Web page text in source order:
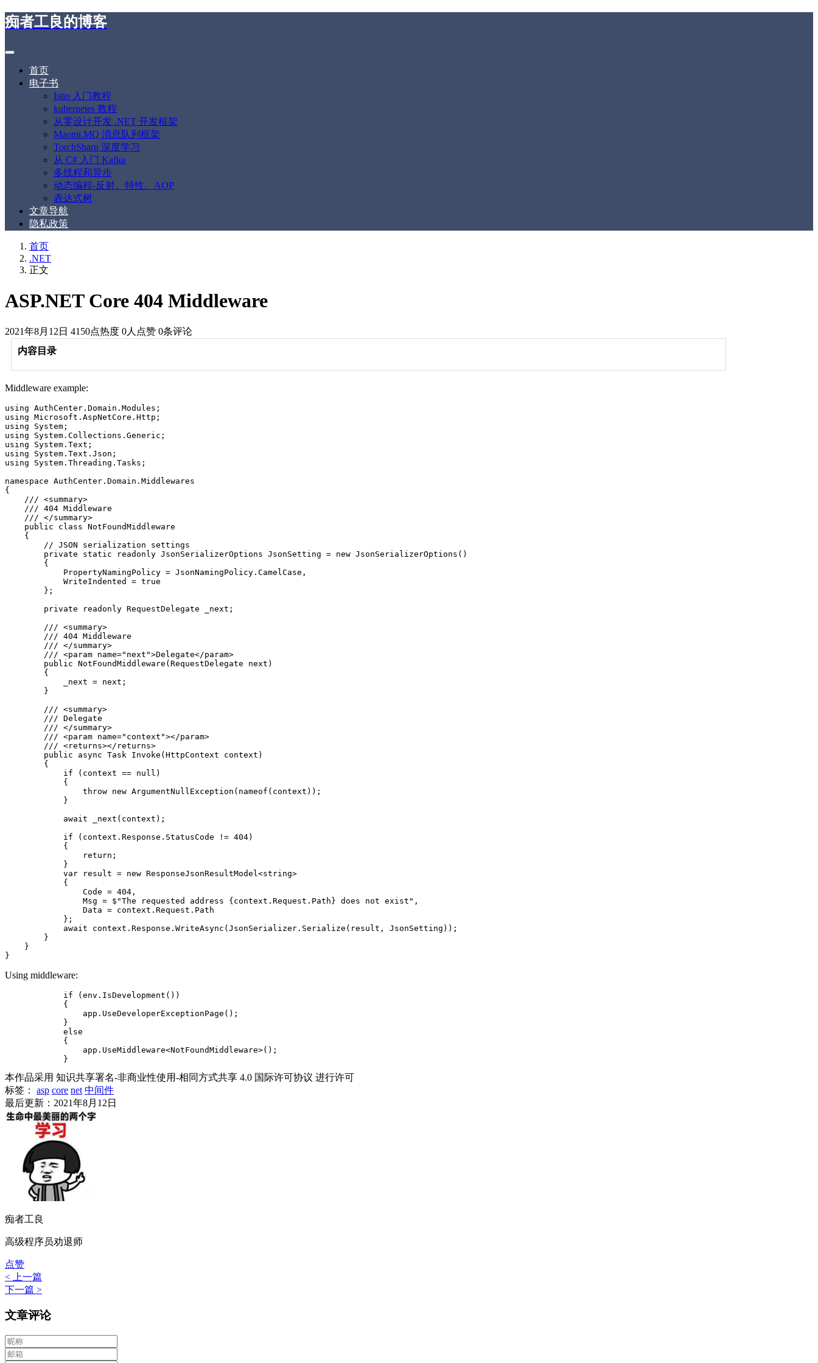
痴者工良的博客
首页
电子书
Istio 入门教程
kubernetes 教程
从零设计开发 .NET 开发框架
Maomi.MQ 消息队列框架
TorchSharp 深度学习
从 C# 入门 Kafka
多线程和异步
动态编程-反射、特性、AOP
表达式树
文章导航
隐私政策
首页
.NET
正文
ASP.NET Core 404 Middleware
2021年8月12日 4150点热度 0人点赞 0条评论
内容目录
Middleware example:
using AuthCenter.Domain.Modules;
using Microsoft.AspNetCore.Http;
using System;
using System.Collections.Generic;
using System.Text;
using System.Text.Json;
using System.Threading.Tasks;
namespace AuthCenter.Domain.Middlewares
{
    /// <summary>
    /// 404 Middleware
    /// </summary>
    public class NotFoundMiddleware
    {
        // JSON serialization settings
        private static readonly JsonSerializerOptions JsonSetting = new JsonSerializerOptions()
        {
            PropertyNamingPolicy = JsonNamingPolicy.CamelCase,
            WriteIndented = true
        };
        private readonly RequestDelegate _next;
        /// <summary>
        /// 404 Middleware
        /// </summary>
        /// <param name="next">Delegate</param>
        public NotFoundMiddleware(RequestDelegate next)
        {
            _next = next;
        }
        /// <summary>
        /// Delegate
        /// </summary>
        /// <param name="context"></param>
        /// <returns></returns>
        public async Task Invoke(HttpContext context)
        {
            if (context == null)
            {
                throw new ArgumentNullException(nameof(context));
            }
            await _next(context);
            if (context.Response.StatusCode != 404)
            {
                return;
            }
            var result = new ResponseJsonResultModel<string>
            {
                Code = 404,
                Msg = $"The requested address {context.Request.Path} does not exist",
                Data = context.Request.Path
            };
            await context.Response.WriteAsync(JsonSerializer.Serialize(result, JsonSetting));
        }
    }
Using middleware:
            if (env.IsDevelopment())
            {
                app.UseDeveloperExceptionPage();
            }
            else
            {
                app.UseMiddleware<NotFoundMiddleware>();
本作品采用 知识共享署名-非商业性使用-相同方式共享 4.0 国际许可协议 进行许可
标签：
asp core net 中间件
最后更新：2021年8月12日
痴者工良
高级程序员劝退师
点赞
< 上一篇
下一篇 >
文章评论